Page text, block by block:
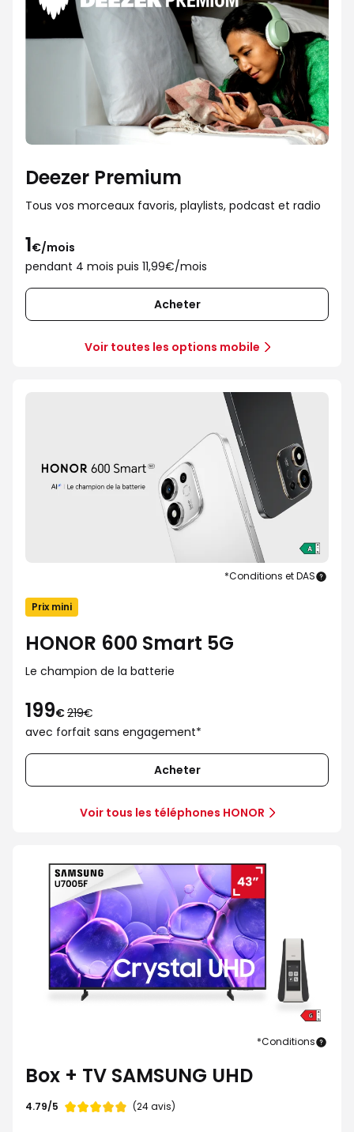
Deezer Premium
Tous vos morceaux favoris, playlists, podcast et radio
1€/mois
pendant 4 mois puis 11,99€/mois
Acheter
Voir toutes les options mobile
*Conditions et DAS
Prix mini
HONOR 600 Smart 5G
Le champion de la batterie
199€au
lieu
de
219€
avec forfait sans engagement*
Acheter
Voir tous les téléphones HONOR
*Conditions
Box + TV SAMSUNG UHD
Note
4.79/5 (24 avis)